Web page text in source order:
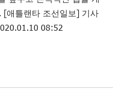
[애틀랜타 조선일보] 기사
08:52